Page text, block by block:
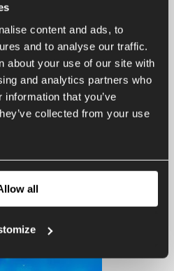
content and ads, to
and to analyse our traffic.
about your use of our site with
and analytics partners who
that you’ve
collected from your use
all